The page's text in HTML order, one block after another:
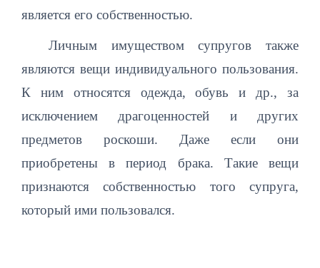
является его собственностью.
Личным имуществом супругов также
являются вещи индивидуального пользования.
К ним относятся одежда, обувь и др., за
исключением драгоценностей и других
предметов роскоши. Даже если они
приобретены в период брака. Такие вещи
признаются собственностью того супруга,
который ими пользовался.